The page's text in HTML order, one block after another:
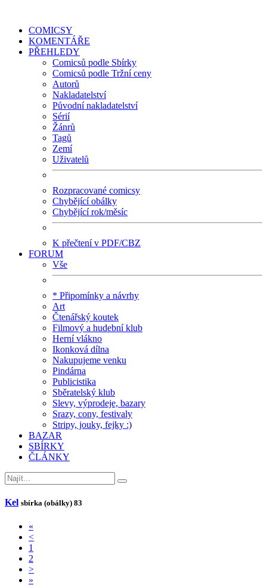
COMICSY
KOMENTÁŘE
PŘEHLEDY
Comicsů podle Sbírky
Comicsů podle Tržní ceny
Autorů
Nakladatelství
Původní nakladatelství
Sérií
Žánrů
Tagů
Zemí
Uživatelů
Rozpracované comicsy
Chybějící obálky
Chybějící rok/měsíc
K přečtení v PDF/CBZ
FORUM
Vše
* Připomínky a návrhy
Art
Čtenářský koutek
Filmový a hudební klub
Herní vlákno
Ikonková dílna
Nakupujeme venku
Pindárna
Publicistika
Sběratelský klub
Slevy, výprodeje, bazary
Srazy, cony, festivaly
Stripy, jouky, fejky :)
BAZAR
SBÍRKY
ČLÁNKY
Kel sbírka (obálky) 83
«
<
1
2
>
»